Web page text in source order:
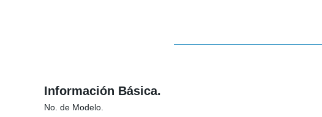
Información Básica.
No. de Modelo.